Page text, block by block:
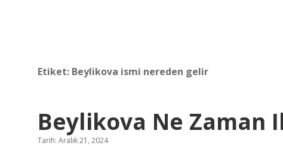
Etiket: Beylikova ismi nereden gelir
Beylikova Ne Zaman
Tarih: Aralık 21, 2024